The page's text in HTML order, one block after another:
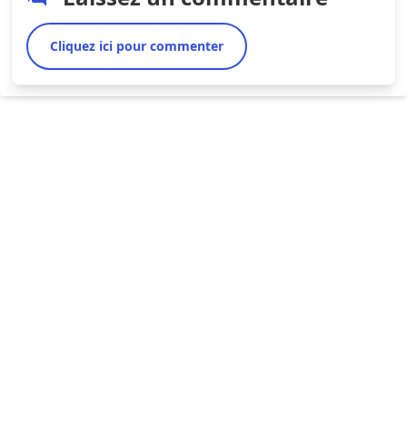
Cliquez ici pour commenter